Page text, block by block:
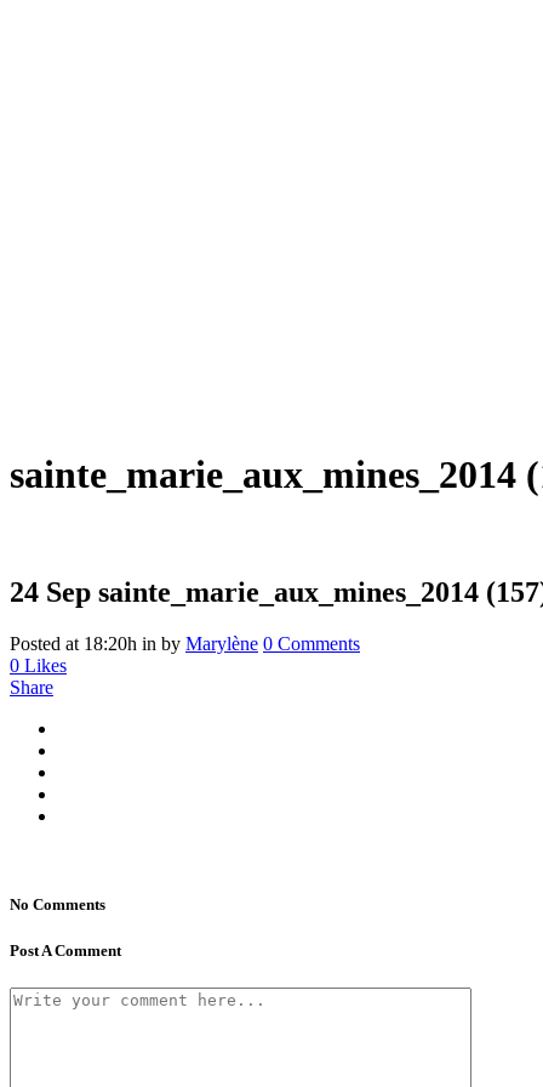
sainte_marie_aux_mines_2014
24 Sep sainte_marie_aux_mines_2014
Posted at 18:20h in by Marylène 0 Comments
0 Likes
Share
No Comments
Post A Comment